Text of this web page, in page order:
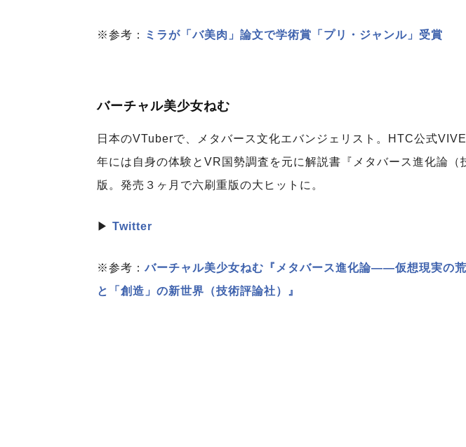
※参考： ミラが「バ美肉」論文で学術賞「プリ・ジャンル」受賞
バーチャル美少女ねむ
日本のVTuberで、メタバース文化エバンジェリスト。HTC公式
年には自身の体験とVR国勢調査を元に解説書『メタバース進化論（
版。発売３ヶ月で六刷重版の大ヒットに。
▶ Twitter
※参考：バーチャル美少女ねむ『メタバース進化論――仮想現実の荒
と「創造」の新世界（技術評論社）』